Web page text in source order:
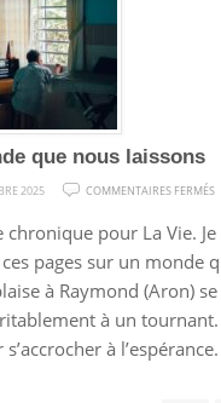
que nous laissons
2025 COMMENTAIRES FERMÉS
chronique pour La Vie. Je
pages sur un monde
à Raymond (Aron) se
à un
à l’espérance.